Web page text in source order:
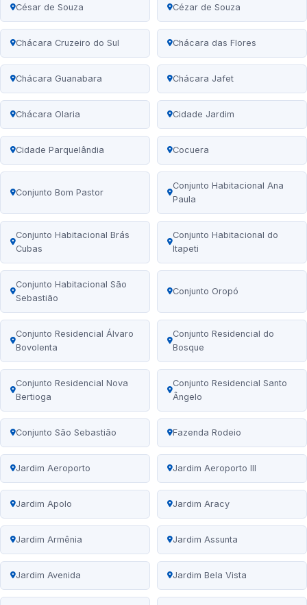
César de Souza Cézar de Souza
Chácara Cruzeiro do Sul Chácara das Flores
Chácara Guanabara Chácara Jafet
Chácara Olaria Cidade Jardim
Cidade Parquelândia Cocuera
Conjunto Bom Pastor
Conjunto Habitacional Ana
Paula
Conjunto Habitacional Brás
Cubas
Conjunto Habitacional do
Itapeti
Conjunto Habitacional São
Sebastião
Conjunto Oropó
Conjunto Residencial Álvaro
Bovolenta
Conjunto Residencial do
Bosque
Conjunto Residencial Nova
Bertioga
Conjunto Residencial Santo
Ângelo
Conjunto São Sebastião Fazenda Rodeio
Jardim Aeroporto Jardim Aeroporto III
Jardim Apolo Jardim Aracy
Jardim Armênia Jardim Assunta
Jardim Avenida Jardim Bela Vista